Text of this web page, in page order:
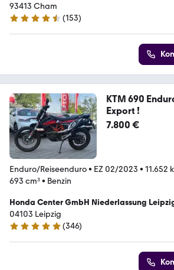
93413 Cham
4.7 Sterne
(153)
KTM 690
Export !
7.800 €
Enduro/Reiseenduro• EZ 02/2023 • 11.652
693 cm³• Benzin
Honda Center GmbH Niederlassung
04103 Leipzig
4.9 Sterne
(346)